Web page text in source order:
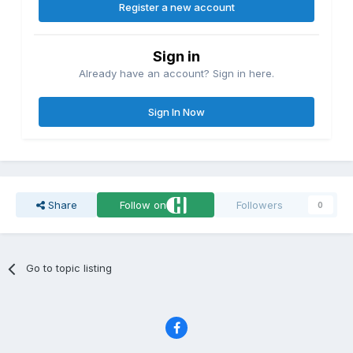
Register a new account
Sign in
Already have an account? Sign in here.
Sign In Now
Share Follow on Followers 0
Go to topic listing